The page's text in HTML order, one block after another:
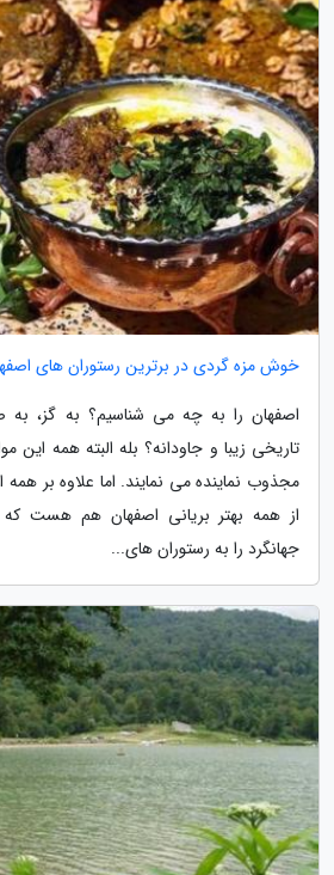
خوش مزه گردی در برترین رستوران های
اصفهان را به چه می شناسیم؟ به گز، به
تاریخی زیبا و جاودانه؟ بله البته همه این
مجذوب نماینده می نمایند. اما علاوه بر
از همه بهتر بریانی اصفهان هم هست که
جهانگرد را به رستوران های...